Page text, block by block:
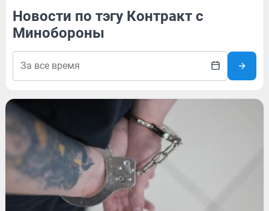
Новости по тэгу Контракт с
Минобороны